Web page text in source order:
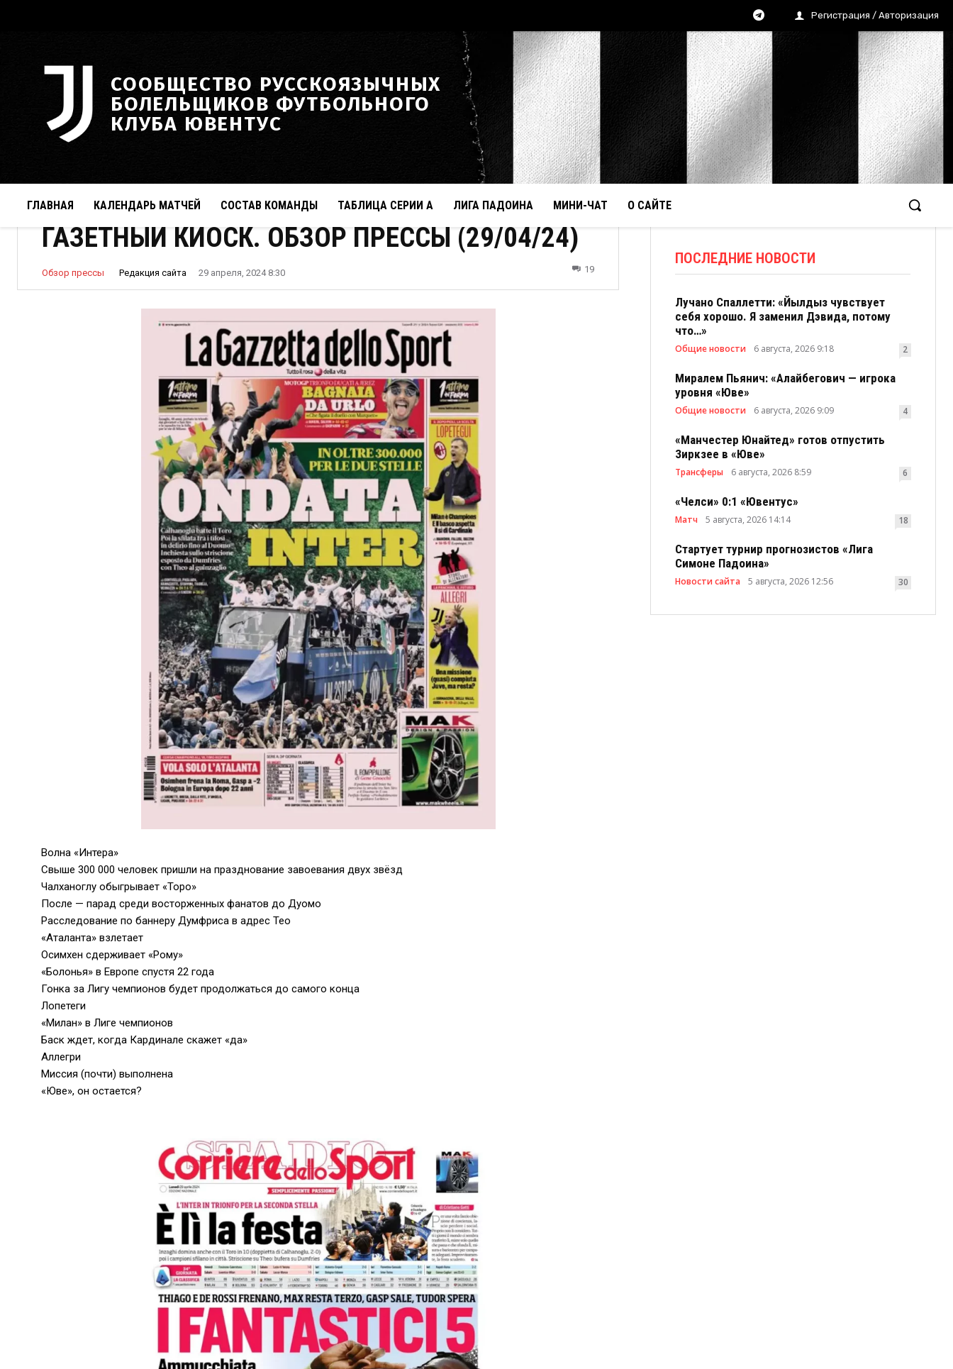
Регистрация / Авторизация
СООБЩЕСТВО РУССКОЯЗЫЧНЫХ
БОЛЕЛЬЩИКОВ ФУТБОЛЬНОГО
КЛУБА ЮВЕНТУС
ГЛАВНАЯ КАЛЕНДАРЬ МАТЧЕЙ СОСТАВ КОМАНДЫ ТАБЛИЦА СЕРИИ А ЛИГА ПАДОИНА МИНИ-ЧАТ О САЙТЕ
ГАЗЕТНЫЙ КИОСК. ОБЗОР ПРЕССЫ (29/04/24)
Обзор прессы Редакция сайта 29 апреля, 2024 8:30 19
Волна «Интера»
Свыше 300 000 человек пришли на празднование завоевания двух звёзд
Чалханоглу обыгрывает «Торо»
После — парад среди восторженных фанатов до Дуомо
Расследование по баннеру Думфриса в адрес Тео
«Аталанта» взлетает
Осимхен сдерживает «Рому»
«Болонья» в Европе спустя 22 года
Гонка за Лигу чемпионов будет продолжаться до самого конца
Лопетеги
«Милан» в Лиге чемпионов
Баск ждет, когда Кардинале скажет «да»
Аллегри
Миссия (почти) выполнена
«Юве», он остается?
ПОСЛЕДНИЕ НОВОСТИ
Лучано Спаллетти: «Йылдыз чувствует
себя хорошо. Я заменил Дэвида, потому
что…»
Общие новости 6 августа, 2026 9:18 2
Миралем Пьянич: «Алайбегович — игрока
уровня «Юве»
Общие новости 6 августа, 2026 9:09 4
«Манчестер Юнайтед» готов отпустить
Зиркзее в «Юве»
Трансферы 6 августа, 2026 8:59 6
«Челси» 0:1 «Ювентус»
Матч 5 августа, 2026 14:14 18
Стартует турнир прогнозистов «Лига
Симоне Падоина»
Новости сайта 5 августа, 2026 12:56 30